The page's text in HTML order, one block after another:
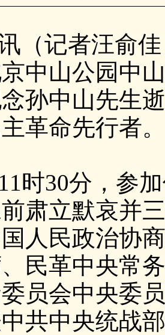
（记者汪俞
中山公园中
孙中山先生
革命先行者。
11时30分，参
肃立默哀并
人民政治协
民革中央常
员会中央委
共中央统战